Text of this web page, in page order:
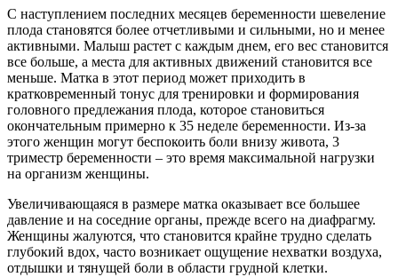
С наступлением последних месяцев беременности шевеление
плода становятся более отчетливыми и сильными, но и менее
активными. Малыш растет с каждым днем, его вес становится
все больше, а места для активных движений становится все
меньше. Матка в этот период может приходить в
кратковременный тонус для тренировки и формирования
головного предлежания плода, которое становиться
окончательным примерно к 35 неделе беременности. Из-за
этого женщин могут беспокоить боли внизу живота, 3
триместр беременности – это время максимальной нагрузки
на организм женщины.
Увеличивающаяся в размере матка оказывает все большее
давление и на соседние органы, прежде всего на диафрагму.
Женщины жалуются, что становится крайне трудно сделать
глубокий вдох, часто возникает ощущение нехватки воздуха,
отдышки и тянущей боли в области грудной клетки.